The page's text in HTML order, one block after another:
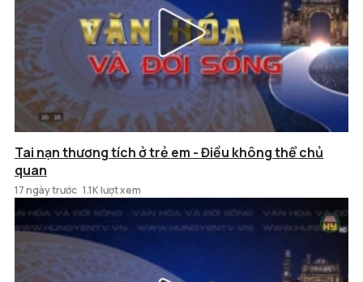
Tai nạn thương tích ở trẻ em - Điều không thể chủ
quan
17 ngày trước 1.1K lượt xem